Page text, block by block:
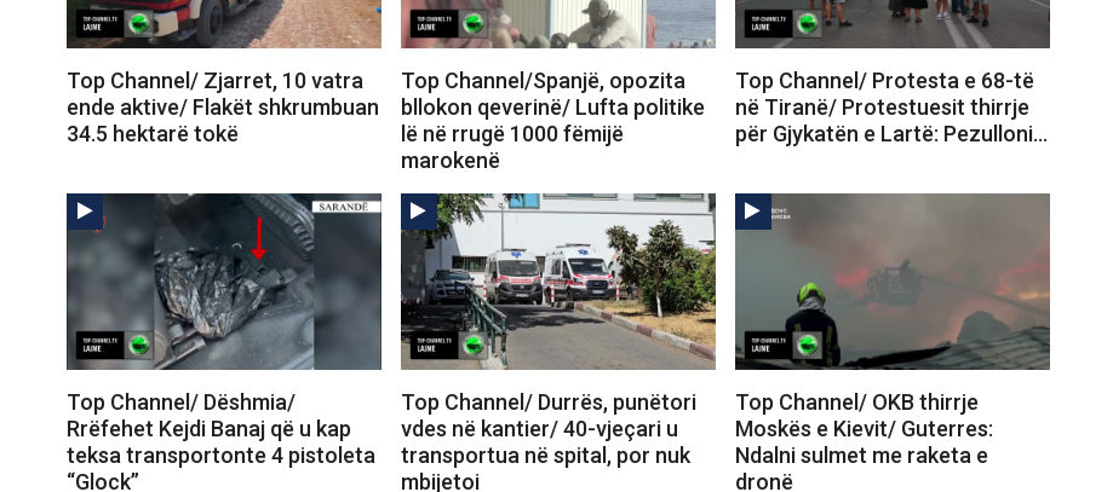
Top Channel/ Zjarret, 10 vatra
ende aktive/ Flakët shkrumbuan
34.5 hektarë tokë
Top Channel/Spanjë, opozita
bllokon qeverinë/ Lufta politike
lë në rrugë 1000 fëmijë
marokenë
Top Channel/ Protesta e 68-të
në Tiranë/ Protestuesit thirrje
për Gjykatën e Lartë: Pezulloni…
Top Channel/ Dëshmia/
Rrëfehet Kejdi Banaj që u kap
teksa transportonte 4 pistoleta
“Glock”
Top Channel/ Durrës, punëtori
vdes në kantier/ 40-vjeçari u
transportua në spital, por nuk
mbijetoi
Top Channel/ OKB thirrje
Moskës e Kievit/ Guterres:
Ndalni sulmet me raketa e
dronë